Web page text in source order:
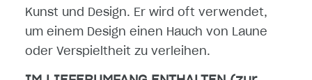
Kunst und Design. Er wird oft verwendet,
um einem Design einen Hauch von Laune
oder Verspieltheit zu verleihen.